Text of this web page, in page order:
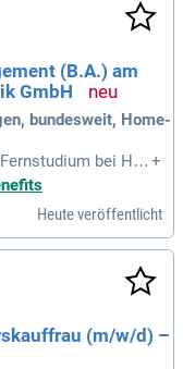
(B.A.) am
GmbH
bundesweit, Home-
bei Heu
Du zu 100% virtue
und bietet flexi
Touristik betre
inklusive Städtere
Teams musst
übernehmen wir f
1. Oktober 2026 un
+
Heute veröffentlicht
(m/w/d) –